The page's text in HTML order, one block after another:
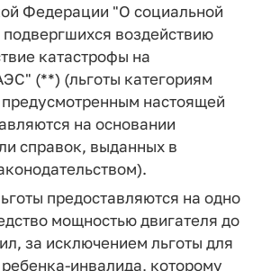
Федерации "О социальной
воздействию
катастрофы на
(**) (льготы категориям
настоящей
на основании
справок, выданных в
предоставляются на одно
мощностью двигателя до
за исключением льготы для
инвалида, которому